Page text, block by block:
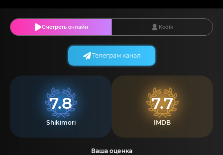
Смотреть онлайн Kodik
7.8
Shikimori
7.7
IMDB
Ваша оценка
Телеграм канал